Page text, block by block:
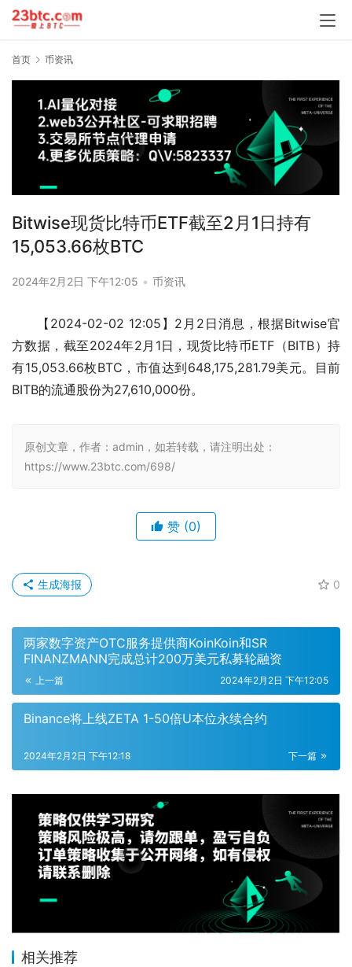
首页 币资讯
Bitwise现货比特币ETF截至2月1日持有
15,053.66枚BTC
2024年2月2日 下午12:05 • 币资讯
【2024-02-02 12:05】2月2日消息，根据Bitwise官
方数据，截至2024年2月1日，现货比特币ETF（BITB）持
有15,053.66枚BTC，市值达到648,175,281.79美元。目前
BITB的流通股份为27,610,000份。
原创文章，作者：admin，如若转载，请注明出处：
https://www.23btc.com/698/
赞 (0)
0
生成海报
两家数字资产OTC服务提供商KoinKoin和SR
FINANZMANN完成总计200万美元私募轮融资
上一篇 2024年2月2日 下午12:05
Binance将上线ZETA 1-50倍U本位永续合约
下一篇
2024年2月2日 下午12:18
相关推荐